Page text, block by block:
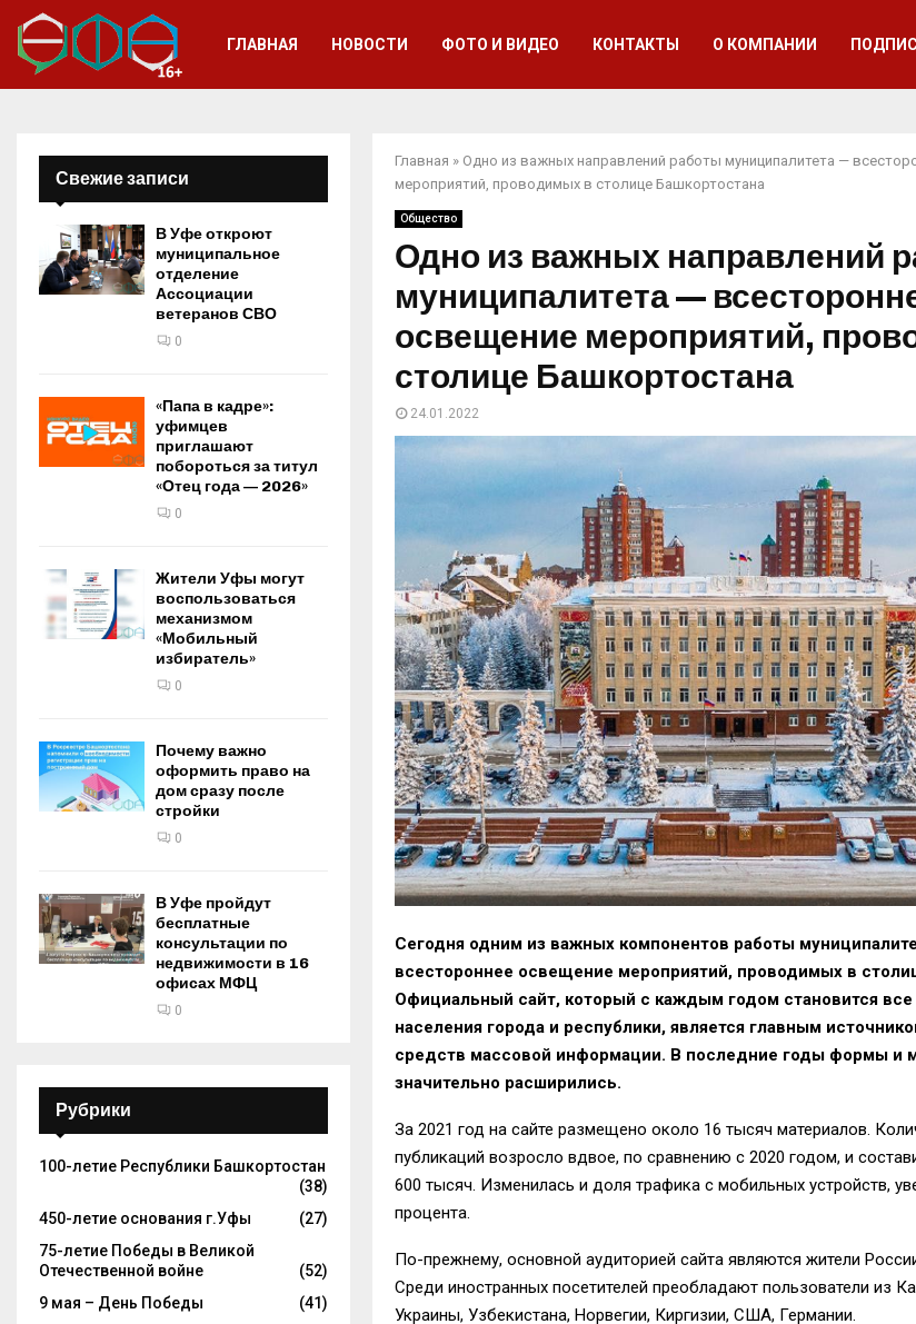
ГЛАВНАЯ НОВОСТИ ФОТО И ВИДЕО КОНТАКТЫ О КОМПАНИИ
Главная » Одно из важных направлений работы муниципалитета —
мероприятий, проводимых в столице Башкортостана
Общество
Одно из важных направлений
муниципалитета —
освещение мероприятий,
столице Башкортостана
24.01.2022
Сегодня одним из важных компонентов работы
всестороннее освещение мероприятий, проводимых в
Официальный сайт, который с каждым годом становится
населения города и республики, является главным
средств массовой информации. В последние годы формы и
значительно расширились.
За 2021 год на сайте размещено около 16 тысяч материалов.
публикаций возросло вдвое, по сравнению с 2020 годом, и
600 тысяч. Изменилась и доля трафика с мобильных устройств,
процента.
По-прежнему, основной аудиторией сайта являются жители
Среди иностранных посетителей преобладают пользователи из
Украины, Узбекистана, Норвегии, Киргизии, США, Германии.
Свежие записи
В Уфе откроют
муниципальное
отделение
Ассоциации
ветеранов СВО
0
«Папа в кадре»:
уфимцев
приглашают
побороться за титул
«Отец года — 2026»
0
Жители Уфы могут
воспользоваться
механизмом
«Мобильный
избиратель»
0
Почему важно
оформить право на
дом сразу после
стройки
0
В Уфе пройдут
бесплатные
консультации по
недвижимости в 16
офисах МФЦ
0
Рубрики
100-летие Республики Башкортостан
(38)
450-летие основания г.Уфы
(27)
75-летие Победы в Великой
Отечественной войне
(52)
9 мая – День Победы
(41)